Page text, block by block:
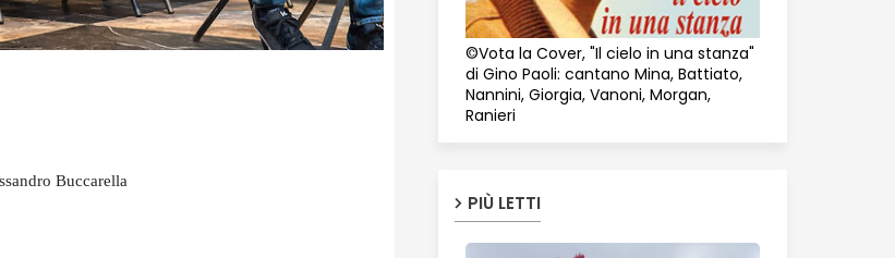
Buccarella
©Vota la Cover, "Il cielo in una stanza"
di Gino Paoli: cantano Mina, Battiato,
Nannini, Giorgia, Vanoni, Morgan,
Ranieri
PIÙ LETTI